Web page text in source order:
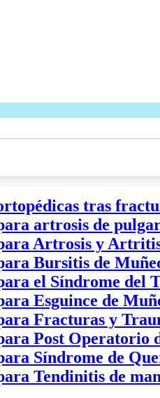
tras
artrosis de
Artrosis y
Bursitis de
el Síndrome del
Esguince de
Fracturas y
Post Operatorio
Síndrome de
Tendinitis de